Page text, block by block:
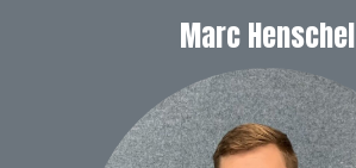
Marc Henschel